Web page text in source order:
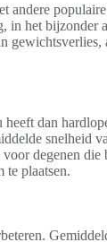
andere
in het bijzonder
dan
snelheid
degenen die
te plaatsen.